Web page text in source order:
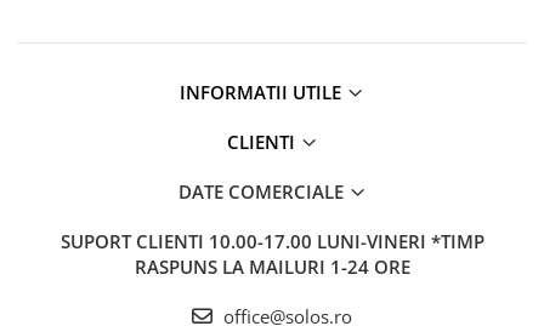
INFORMATII UTILE
CLIENTI
DATE COMERCIALE
SUPORT CLIENTI 10.00-17.00 LUNI-VINERI *TIMP
RASPUNS LA MAILURI 1-24 ORE
office@solos.ro